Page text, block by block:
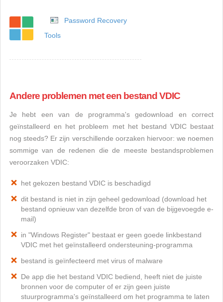
Password Recovery
Tools
Andere problemen met een bestand VDIC
Je hebt een van de programma's gedownload en correct
geïnstalleerd en het probleem met het bestand VDIC bestaat
nog steeds? Er zijn verschillende oorzaken hiervoor: we noemen
sommige van de redenen die de meeste bestandsproblemen
veroorzaken VDIC:
het gekozen bestand VDIC is beschadigd
dit bestand is niet in zijn geheel gedownload (download het
bestand opnieuw van dezelfde bron of van de bijgevoegde e-
mail)
in "Windows Register" bestaat er geen goede linkbestand
VDIC met het geïnstalleerd ondersteuning-programma
bestand is geïnfecteerd met virus of malware
De app die het bestand VDIC bediend, heeft niet de juiste
bronnen voor de computer of er zijn geen juiste
stuurprogramma's geïnstalleerd om het programma te laten